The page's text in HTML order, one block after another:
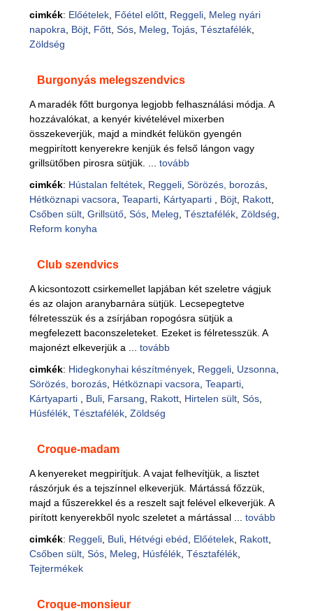
cimkék: Előételek, Főétel előtt, Reggeli, Meleg nyári
napokra
Böjt, Főtt, Sós, Meleg Tojás, Tésztafélék,
Zöldség
Burgonyás melegszendvics
A maradék főtt burgonya legjobb felhasználási módja. A
hozzávalókat, a kenyér kivételével mixerben
összekeverjük, majd a mindkét felükön gyengén
megpirított kenyerekre kenjük és felső lángon vagy
grillsütőben pirosra sütjük. ... tovább
cimkék: Hústalan feltétek, Reggeli, Sörözés, borozás,
Hétköznapi vacsora Teaparti, Kártyaparti Böjt, Rakott,
Csőben sült, Grillsütő, Sós, Meleg Tésztafélék, Zöldség
Reform konyha
Club szendvics
A kicsontozott csirkemellet lapjában két szeletre vágjuk
és az olajon aranybarnára sütjük. Lecsepegtetve
félretesszük és a zsírjában ropogósra sütjük a
megfelezett baconszeleteket. Ezeket is félretesszük. A
majonézt elkeverjük a ... tovább
cimkék: Hidegkonyhai készítmények, Reggeli, Uzsonna
Sörözés, borozás, Hétköznapi vacsora Teaparti,
Kártyaparti
Buli, Farsang Rakott, Hirtelen sült, Sós,
Húsfélék, Tésztafélék, Zöldség
Croque-madam
A kenyereket megpirítjuk. A vajat felhevítjük, a lisztet
rászórjuk és a tejszínnel elkeverjük. Mártássá főzzük,
majd a fűszerekkel és a reszelt sajt felével elkeverjük. A
pirított kenyerekből nyolc szeletet a mártással ... tovább
cimkék: Reggeli, Buli, Hétvégi ebéd Előételek, Rakott,
Csőben sült, Sós, Meleg Húsfélék, Tésztafélék,
Tejtermékek
Croque-monsieur